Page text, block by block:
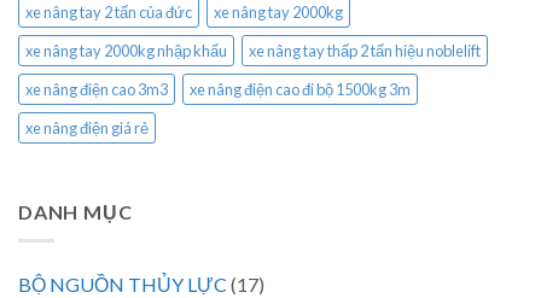
xe nâng tay 2 tấn của đức
xe nâng tay 2000kg
xe nâng tay 2000kg nhập khẩu
xe nâng tay thấp 2 tấn hiệu noblelift
xe nâng điện cao 3m3
xe nâng điện cao đi bộ 1500kg 3m
xe nâng điện giá rẻ
DANH MỤC
BỘ NGUỒN THỦY LỰC (17)